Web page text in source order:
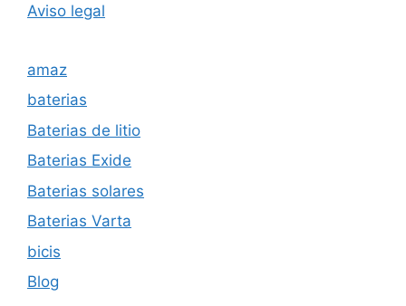
Aviso legal
amaz
baterias
Baterias de litio
Baterias Exide
Baterias solares
Baterias Varta
bicis
Blog